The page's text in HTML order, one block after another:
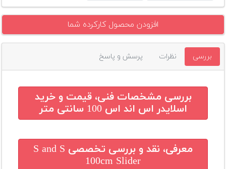
بله
افزودن محصول کارکرده شما
بررسی نظرات پرسش و پاسخ
بررسی مشخصات فنی، قیمت و خرید
اسلایدر اس اند اس 100 سانتی متر
معرفی، نقد و بررسی تخصصی S and S
100cm Slider